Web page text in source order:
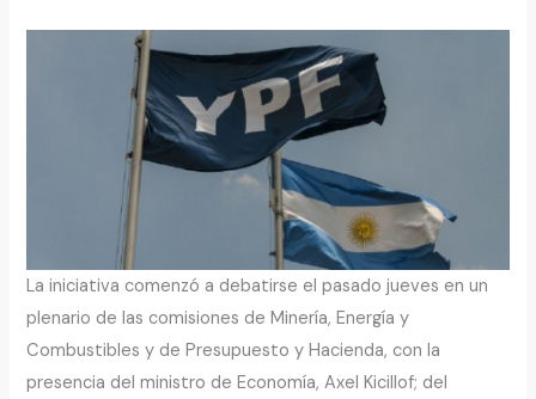
La iniciativa comenzó a debatirse el pasado jueves en un
plenario de las comisiones de Minería, Energía y
Combustibles y de Presupuesto y Hacienda, con la
presencia del ministro de Economía, Axel Kicillof; del